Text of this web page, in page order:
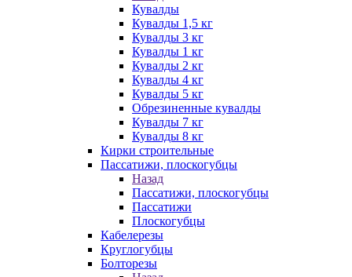
Кувалды
Кувалды 1,5 кг
Кувалды 3 кг
Кувалды 1 кг
Кувалды 2 кг
Кувалды 4 кг
Кувалды 5 кг
Обрезиненные кувалды
Кувалды 7 кг
Кувалды 8 кг
Кирки строительные
Пассатижи, плоскогубцы
Назад
Пассатижи, плоскогубцы
Пассатижи
Плоскогубцы
Кабелерезы
Круглогубцы
Болторезы